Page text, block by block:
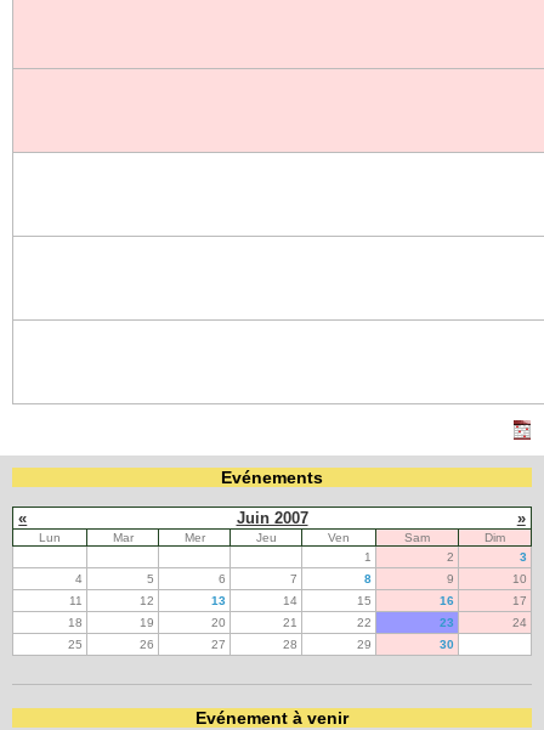
Evénements
« Juin 2007 »
Lun Mar Mer Jeu Ven Sam
Dim
1
2
3
4
5 6 7 8 9
10
11
12 13 14 15 16
17
18
19 20 21 22 23
24
25
26 27 28 29 30
Evénement à venir